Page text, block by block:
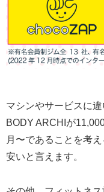
マシンやサービスに
BODY ARCHIが
月〜であることを考
安いと言えます。